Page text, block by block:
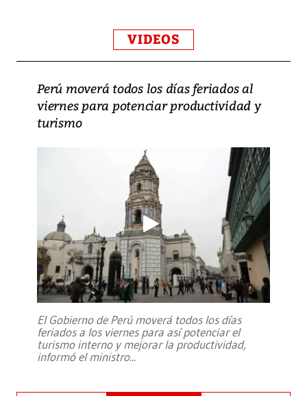
VIDEOS
Perú moverá todos los días feriados al
viernes para potenciar productividad y
turismo
El Gobierno de Perú moverá todos los días
feriados a los viernes para así potenciar el
turismo interno y mejorar la productividad,
informó el ministro...